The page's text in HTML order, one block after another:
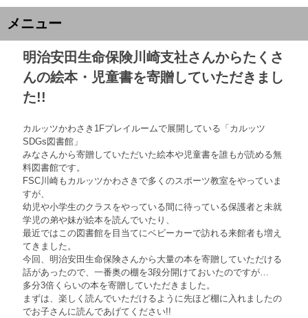
メニュー
明治安田生命保険川崎支社さんからたくさ
んの絵本・児童書を寄贈していただきまし
た!!
カルッツかわさき1Fプレイルームで展開している「カルッツ
SDGs図書館」
みなさんから寄贈していただいた絵本や児童書を誰もが読める無
料図書館です。
FSC川崎もカルッツかわさきで多くのスポーツ教室をやっていま
すが、
幼児や小学生のクラスをやっている間に待っている保護者と未就
学児の弟や妹が絵本を読んでいたり、
最近ではこの図書館を目当てにベビーカーで訪れる来館者も増え
てきました。
今回、明治安田生命保険さんから大量の本を寄贈していただける
話があったので、一番奥の棚を3段分開けておいたのですが…
多分3倍くらいの本を寄贈していただきました。
まずは、楽しく読んでいただけるように先ほど棚に入れましたの
でお子さんに読んであげてください!!